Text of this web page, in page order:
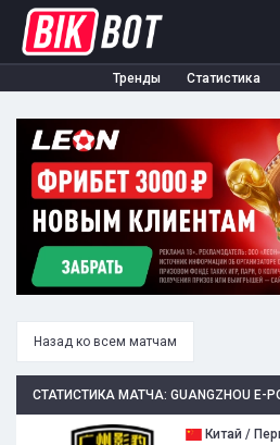
Тренды Статистика
Назад ко всем матчам
СТАТИСТИКА МАТЧА: GUANGZHOU E-
Китай /